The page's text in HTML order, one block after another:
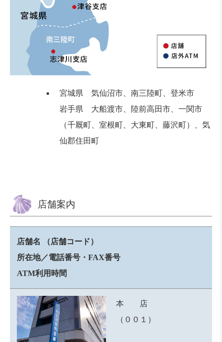
宮城県 気仙沼市、南三陸町、登米市
岩手県 大船渡市、陸前高田市、一関市
（千厩町、室根町、大東町、藤沢町）、気
仙郡住田町
店舗案内
店舗名
（店舗コード）
所在地／電話番号・FAX番号
ATM利用時間
本 店
（００１）